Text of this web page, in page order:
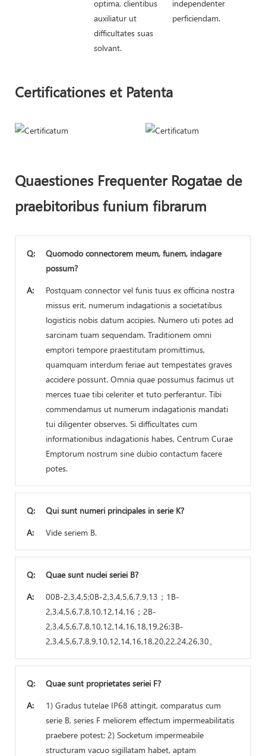
optima, clientibus
auxiliatur ut
difficultates suas
solvant.
independenter
perficiendam.
Certificationes et Patenta
Quaestiones Frequenter Rogatae de
praebitoribus funium fibrarum
Q:
Quomodo connectorem meum, funem, indagare
possum?
A:
Postquam connector vel funis tuus ex officina nostra
missus erit, numerum indagationis a societatibus
logisticis nobis datum accipies. Numero uti potes ad
sarcinam tuam sequendam. Traditionem omni
emptori tempore praestitutam promittimus,
quamquam interdum feriae aut tempestates graves
accidere possunt. Omnia quae possumus facimus ut
merces tuae tibi celeriter et tuto perferantur. Tibi
commendamus ut numerum indagationis mandati
tui diligenter observes. Si difficultates cum
informationibus indagationis habes, Centrum Curae
Emptorum nostrum sine dubio contactum facere
potes.
Q:
Qui sunt numeri principales in serie K?
A:
Vide seriem B.
Q:
Quae sunt nuclei seriei B?
A:
00B-2,3,4,5;0B-2,3,4,5,6,7,9,13；1B-
2,3,4,5,6,7,8,10,12,14,16；2B-
2,3,4,5,6,7,8,10,12,14,16,18,19,26;3B-
2,3,4,5,6,7,8,9,10,12,14,16,18,20,22,24,26,30。
Q:
Quae sunt proprietates seriei F?
A:
1) Gradus tutelae IP68 attingit, comparatus cum
serie B, series F meliorem effectum impermeabilitatis
praebere potest; 2) Socketum impermeabile
structuram vacuo sigillatam habet, aptam